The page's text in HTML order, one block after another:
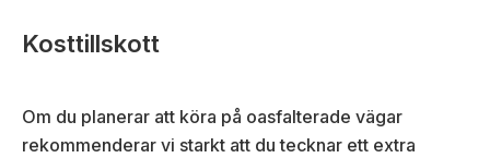
Kosttillskott
Om du planerar att köra på oasfalterade vägar
rekommenderar vi starkt att du tecknar ett extra